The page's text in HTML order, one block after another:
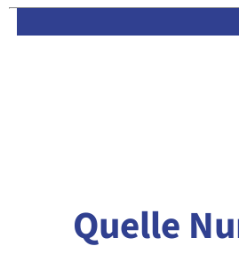
Quelle